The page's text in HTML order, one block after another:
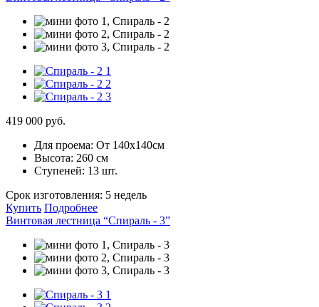
419 000 руб.
Для проема: От 140х140см
Высота: 260 см
Ступеней: 13 шт.
Срок изготовления: 5 недель
Купить Подробнее
Винтовая лестница “Спираль - 3”